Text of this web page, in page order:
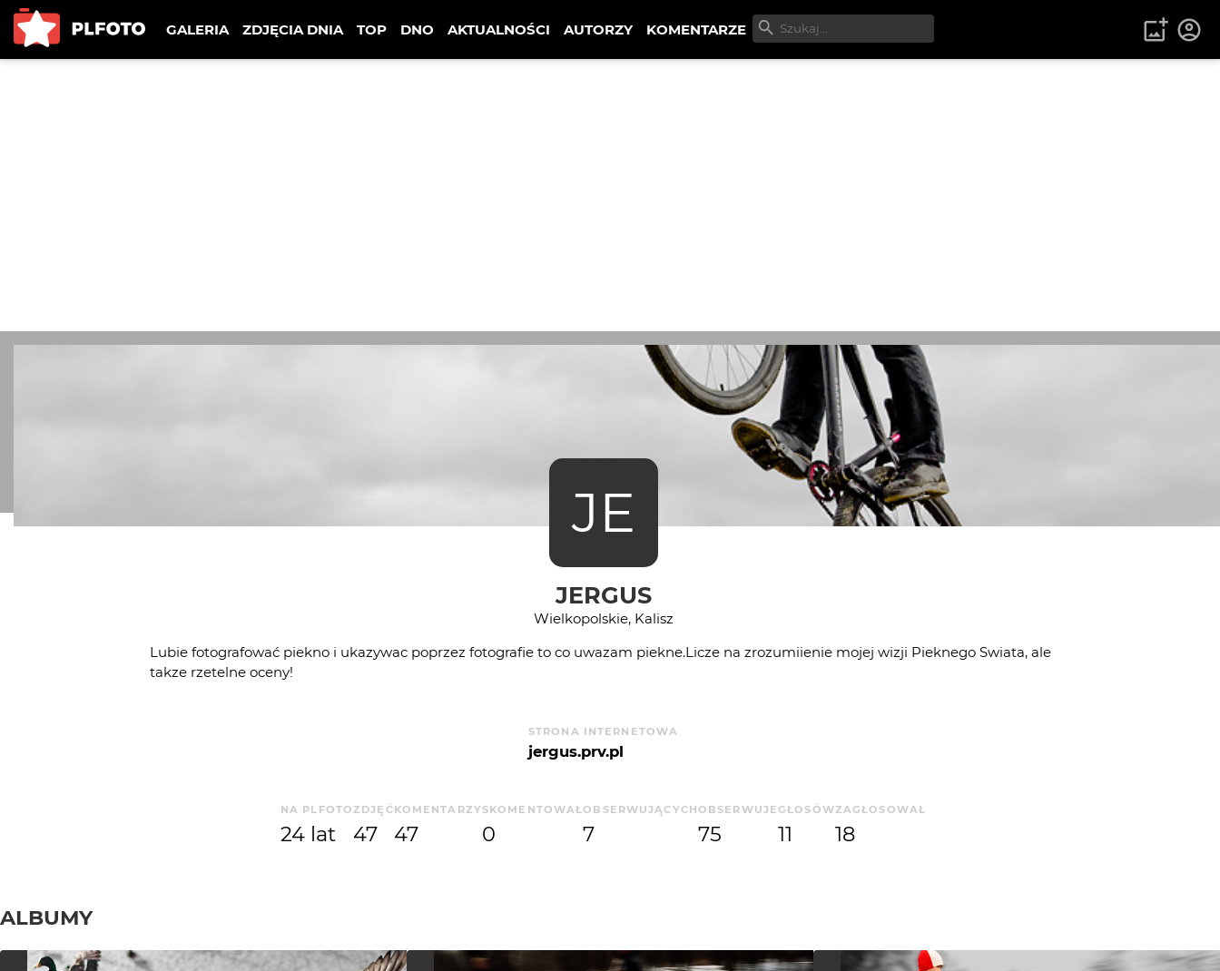
GALERIA ZDJĘCIA DNIA TOP DNO AKTUALNOŚCI AUTORZY KOMENTARZE
JE
JERGUS
Wielkopolskie, Kalisz
Lubie fotografować piekno i ukazywac poprzez fotografie to co uwazam piekne.Licze na zrozumiienie mojej wizji Pieknego Swiata, ale
takze rzetelne oceny!
STRONA INTERNETOWA
jergus.prv.pl
NA PLFOTO
24 lat
ZDJĘĆ
47
KOMENTARZY
47
SKOMENTOWAŁ
0
OBSERWUJĄCYCH
7
OBSERWUJE
75
GŁOSÓW
11
ZAGŁOSOWAŁ
18
ALBUMY